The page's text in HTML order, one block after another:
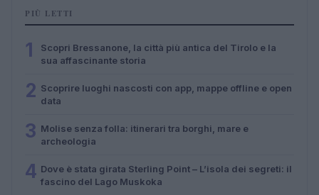
PIÙ LETTI
1
Scopri Bressanone, la città più antica del Tirolo e la
sua affascinante storia
2 Scoprire luoghi nascosti con app, mappe offline e open
data
3 Molise senza folla: itinerari tra borghi, mare e
archeologia
4 Dove è stata girata Sterling Point – L’isola dei segreti: il
fascino del Lago Muskoka